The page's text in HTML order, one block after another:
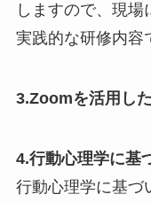
しますので、現
実践的な研修内容
3.Zoomを活用し
4.行動心理学に基
行動心理学に基づ